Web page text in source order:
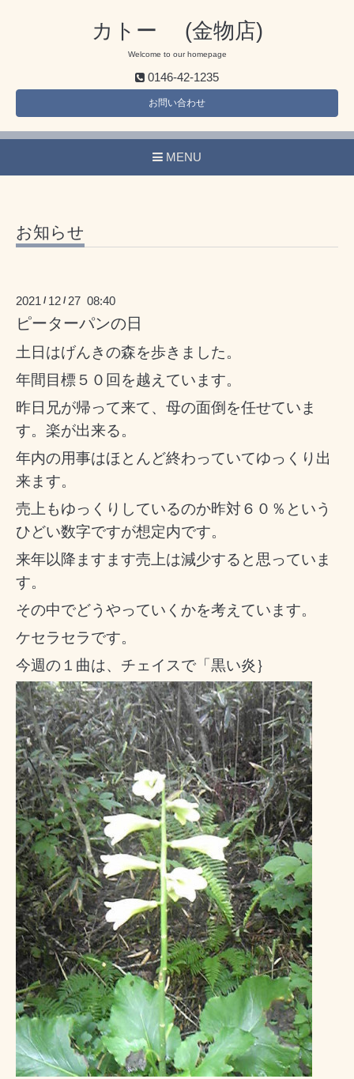
カトー (金物店)
Welcome to our homepage
0146-42-1235
お問い合わせ
MENU
お知らせ
2021 / 12 / 27 08:40
ピーターパンの日
土日はげんきの森を歩きました。
年間目標５０回を越えています。
昨日兄が帰って来て、母の面倒を任せていま
す。楽が出来る。
年内の用事はほとんど終わっていてゆっくり出
来ます。
売上もゆっくりしているのか昨対６０％という
ひどい数字ですが想定内です。
来年以降ますます売上は減少すると思っていま
す。
その中でどうやっていくかを考えています。
ケセラセラです。
今週の１曲は、チェイスで「黒い炎｝